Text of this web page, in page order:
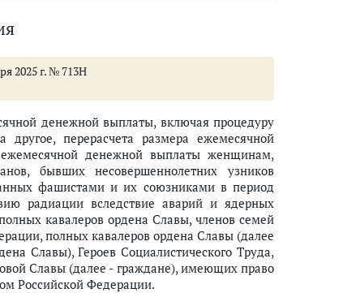
2025 г. № 713Н
денежной выплаты, включая процедуру
перерасчета размера ежемесячной
денежной выплаты женщинам,
бывших несовершеннолетних узников
фашистами и их союзниками в период
радиации вследствие аварий и ядерных
кавалеров ордена Славы, членов семей
полных кавалеров ордена Славы (далее
Славы), Героев Социалистического Труда,
Славы (далее - граждане), имеющих право
Российской Федерации.